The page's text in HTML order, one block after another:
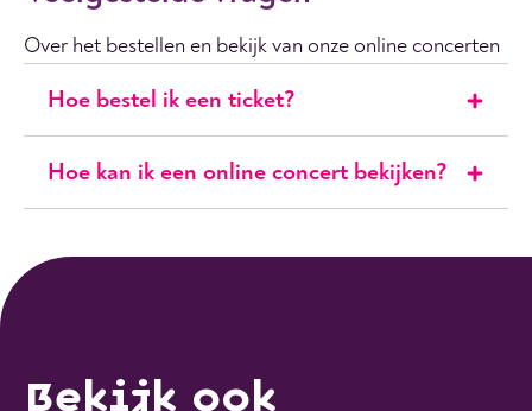
Over het bestellen en bekijk van onze online concerten
Hoe bestel ik een ticket?
Hoe kan ik een online concert bekijken?
Bekijk ook